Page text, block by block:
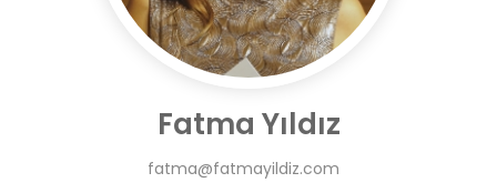
Fatma Yıldız
fatma@fatmayildiz.com